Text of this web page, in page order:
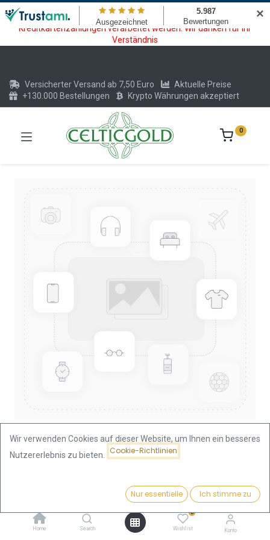
Wartungsarbeiten am Kreditkarten und Krypto Bezahlmodul. In der
Zeit vom 20.07. - 09.08.2026 können keine Krypto oder
Kreditkartenzahlungen verarbeitet werden. Wir danken für Ihr
Verständnis
Preis:
370,28€ Kaufen
Home Search
0
Wishlist Konto
Versicherter Versand ab 7,50 Euro
Aktuelle Preise
+130.000 Bestellungen
Krypto Währungen akzeptiert
0
Nugget/Känguru 1/10oz
Goldmünze 1999
Wir verwenden Cookies auf dieser Website, um Ihnen ein besseres
Nutzererlebnis zu bieten.
Cookie-Richtlinien
Nur essentielle Ich stimme zu
✕